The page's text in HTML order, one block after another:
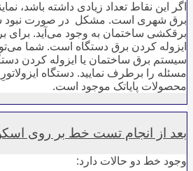
اگر این نقاط تعداد زیادی داشته باشد،
برق شهری است. مشکل در صورت نبود
برقکشی ساختمان به وجود می‌آید. برای
ایزوله کردن برق دستگاه است. شما
سیستم برق ساختمان یا ایزوله کردن
مسئله را برطرف نمایید. دستگاه
محصولات پایاتک موجود است.
بعد از انجام تست خط بر روی
وجود خط دو حالات دارد: